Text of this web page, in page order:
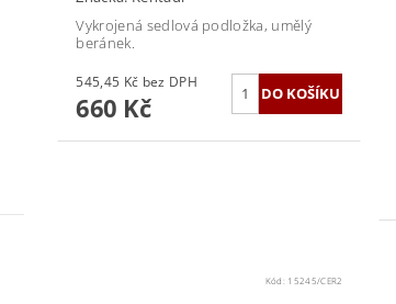
Vykrojená sedlová podložka, umělý
beránek.
545,45 Kč bez DPH
660 Kč
Kód: 15245/CER2